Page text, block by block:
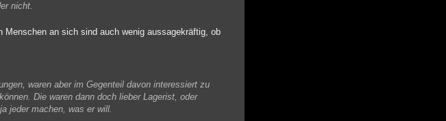
nicht.
Menschen an sich sind auch wenig aussagekräftig, ob
waren aber im Gegenteil davon interessiert zu
Die waren dann doch lieber Lagerist, oder
jeder machen, was er will.